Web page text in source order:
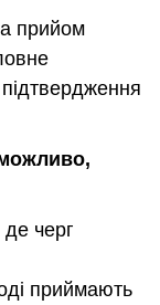
прийом
підтвердження
де черг
приймають